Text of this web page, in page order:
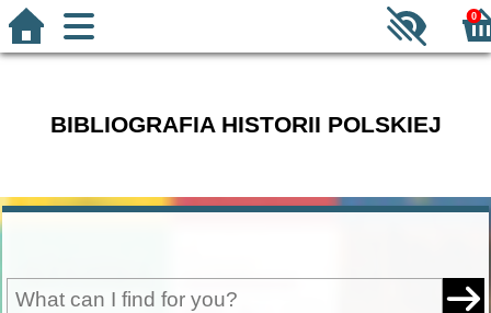
0
BIBLIOGRAFIA HISTORII POLSKIEJ